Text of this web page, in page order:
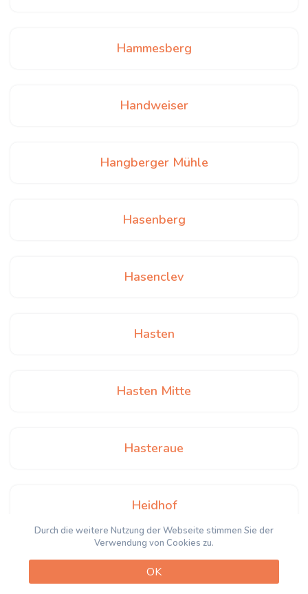
Hammesberg
Handweiser
Hangberger Mühle
Hasenberg
Hasenclev
Hasten
Hasten Mitte
Hasteraue
Heidhof
Heintjeshammer
Durch die weitere Nutzung der Webseite stimmen Sie der
Verwendung von Cookies zu.
OK